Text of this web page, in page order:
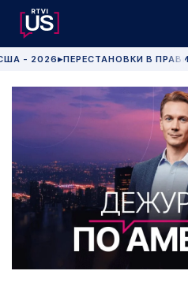
- 2026 ▶ПЕРЕСТАНОВКИ В